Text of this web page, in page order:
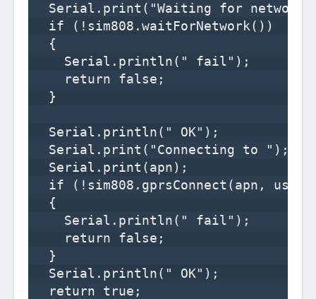
Serial.print("Waiting for
  if (!sim808.waitForNetwork())
  {
    Serial.println(" fail");
    return false;
  }
  Serial.println(" OK");
  Serial.print("Connecting to ");
  Serial.print(apn);
if (!sim808.gprsConnect(apn,
  {
    Serial.println(" fail");
    return false;
  }
  Serial.println(" OK");
  return true;